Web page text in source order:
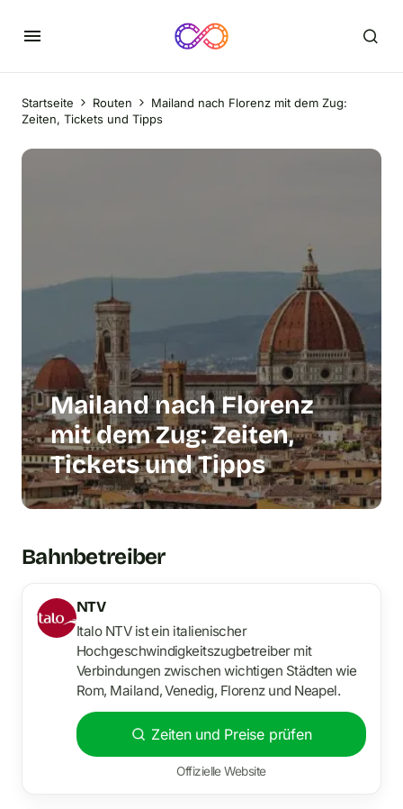
Startseite Routen
Mailand nach Florenz mit dem Zug:
Zeiten, Tickets und Tipps
Mailand nach Florenz
mit dem Zug: Zeiten,
Tickets und Tipps
Bahnbetreiber
NTV
Italo NTV ist ein italienischer
Hochgeschwindigkeitszugbetreiber mit
Verbindungen zwischen wichtigen Städten wie
Rom, Mailand, Venedig, Florenz und Neapel.
Zeiten und Preise prüfen
Offizielle Website